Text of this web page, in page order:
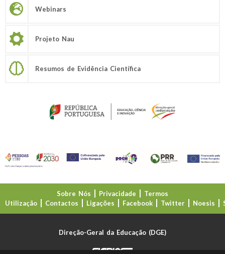
Webinars
Projeto Nau
Resumos de Evidência Científica
Sobre Nós Privacidade
Termos
Utilização
Contactos Ligações Facebook Twitter Noesis
Direção-Geral da Educação (DGE)